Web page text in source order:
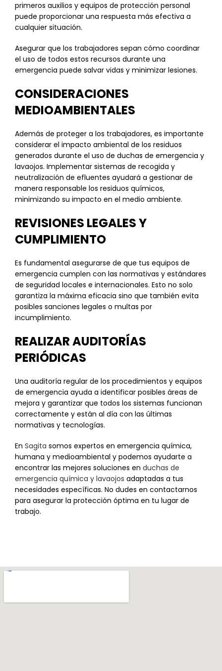
primeros auxilios y equipos de protección personal
puede proporcionar una respuesta más efectiva a
cualquier situación.
Asegurar que los trabajadores sepan cómo coordinar
el uso de todos estos recursos durante una
emergencia puede salvar vidas y minimizar lesiones.
CONSIDERACIONES
MEDIOAMBIENTALES
Además de proteger a los trabajadores, es importante
considerar el impacto ambiental de los residuos
generados durante el uso de duchas de emergencia y
lavaojos. Implementar sistemas de recogida y
neutralización de efluentes ayudará a gestionar de
manera responsable los residuos químicos,
minimizando su impacto en el medio ambiente.
REVISIONES LEGALES Y
CUMPLIMIENTO
Es fundamental asegurarse de que tus equipos de
emergencia cumplen con las normativas y estándares
de seguridad locales e internacionales. Esto no solo
garantiza la máxima eficacia sino que también evita
posibles sanciones legales o multas por
incumplimiento.
REALIZAR AUDITORÍAS
PERIÓDICAS
Una auditoría regular de los procedimientos y equipos
de emergencia ayuda a identificar posibles áreas de
mejora y garantizar que todos los sistemas funcionan
correctamente y están al día con las últimas
normativas y tecnologías.
En Sagita somos expertos en emergencia química,
humana y medioambiental y podemos ayudarte a
encontrar las mejores soluciones en duchas de
emergencia química y lavaojos adaptadas a tus
necesidades específicas. No dudes en contactarnos
para asegurar la protección óptima en tu lugar de
trabajo.